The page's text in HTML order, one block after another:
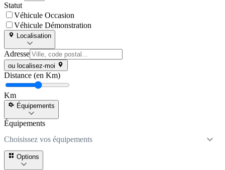
Statut
Véhicule Occasion
Véhicule Démonstration
Localisation
Adresse
ou localisez-moi
Distance (en Km)
Km
Équipements
Équipements
Choisissez vos équipements
Options